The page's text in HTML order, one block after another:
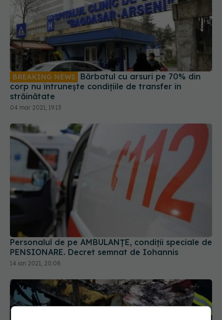
BREAKING NEWS
corp nu întrunește condițiile de transfer în
străinătate
04 mar 2021, 19:13
Personalul de pe AMBULANȚE, condiții speciale de
PENSIONARE. Decret semnat de Iohannis
14 ian 2021, 20:08